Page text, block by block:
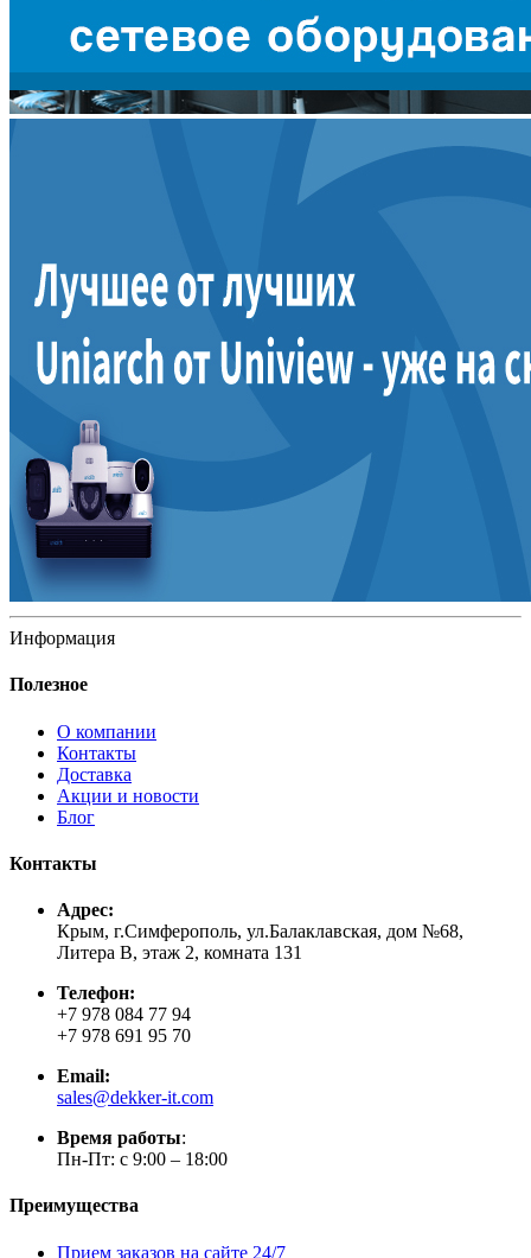
Информация
Полезное
О компании
Контакты
Доставка
Акции и новости
Блог
Контакты
Адрес:
Крым, г.Симферополь, ул.Балаклавская, дом №68,
Литера В, этаж 2, комната 131
Телефон:
+7 978 084 77 94
+7 978 691 95 70
Email:
sales@dekker-it.com
Время работы:
Пн-Пт: с 9:00 – 18:00
Преимущества
Прием заказов на сайте 24/7